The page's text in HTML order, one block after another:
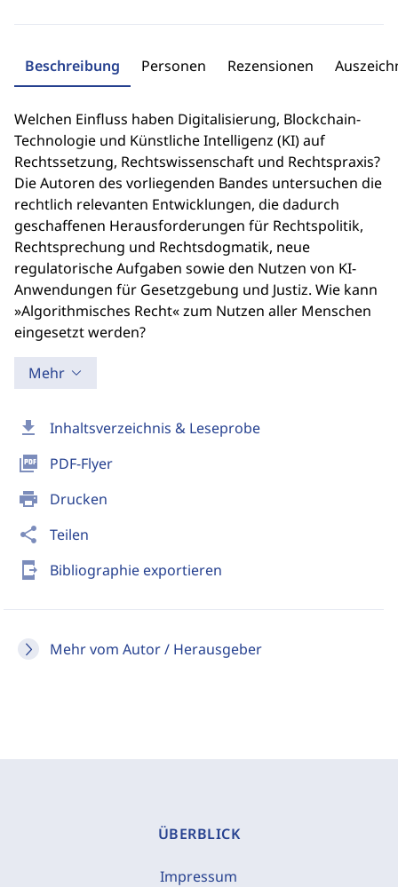
download Inhaltsverzeichnis & Leseprobe
picture_as_pdf PDF-Flyer
print Drucken
share Teilen
send_to_mobile Bibliographie exportieren
Mehr vom Autor / Herausgeber
Beschreibung Personen Rezensionen
Welchen Einfluss haben Digitalisierung, Blockchain-
Technologie und Künstliche Intelligenz (KI) auf
Rechtssetzung, Rechtswissenschaft und Rechtspraxis?
Die Autoren des vorliegenden Bandes untersuchen die
rechtlich relevanten Entwicklungen, die dadurch
geschaffenen Herausforderungen für Rechtspolitik,
Rechtsprechung und Rechtsdogmatik, neue
regulatorische Aufgaben sowie den Nutzen von KI-
Anwendungen für Gesetzgebung und Justiz. Wie kann
»Algorithmisches Recht« zum Nutzen aller Menschen
eingesetzt werden?
Mehr
ÜBERBLICK
Impressum